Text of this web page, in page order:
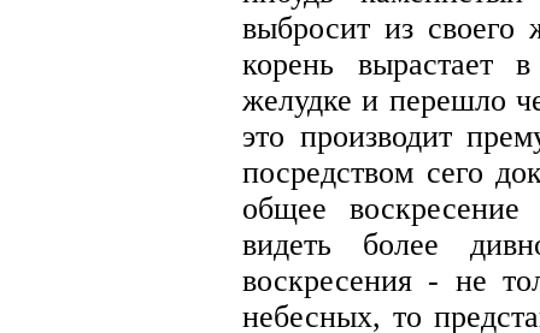
выбросит из своего
корень вырастает
желудке и перешло
это производит
посредством сего
общее
видеть более
воскресения - не
небесных, то